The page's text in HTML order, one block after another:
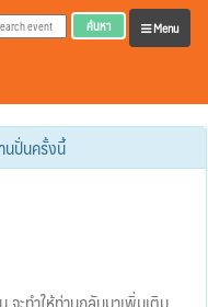
Menu
ค้นหา
นปั่นครั้งนี้